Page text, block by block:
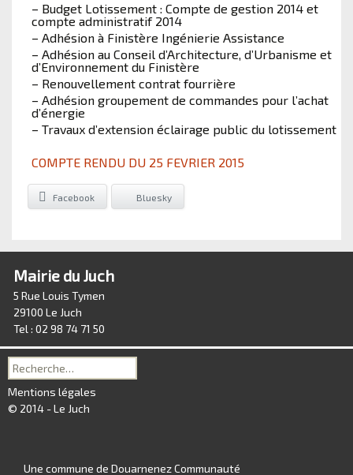
– Budget Lotissement : Compte de gestion 2014 et
compte administratif 2014
– Adhésion à Finistère Ingénierie Assistance
– Adhésion au Conseil d’Architecture, d’Urbanisme et
d’Environnement du Finistère
– Renouvellement contrat fourrière
– Adhésion groupement de commandes pour l’achat
d’énergie
– Travaux d’extension éclairage public du lotissement
COMPTE RENDU DU 25 FEVRIER 2015
Facebook Bluesky
Mairie du Juch
5 Rue Louis Tymen
29100 Le Juch
Tel : 02 98 74 71 50
Recherche
pour :
Mentions légales
© 2014 - Le Juch
Une commune de Douarnenez Communauté